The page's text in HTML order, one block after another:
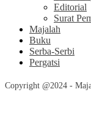
Editorial
Surat
Majalah
Buku
Serba-Serbi
Pergatsi
Copyright @2024 -